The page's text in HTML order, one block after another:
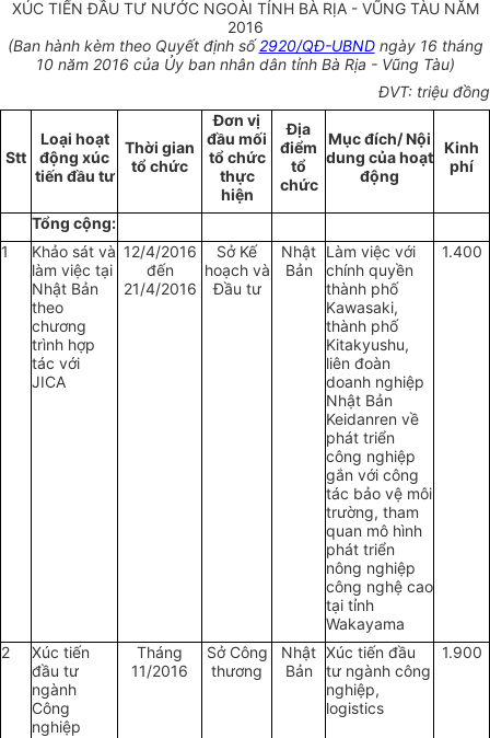
XÚC TIẾN ĐẦU TƯ NƯỚC NGOÀI TỈNH BÀ RỊA - VŨNG TÀU NĂM
2016
(Ban hành kèm theo Quyết định số2920/QĐ-UBNDngày 16 tháng
10 năm 2016 của Ủy ban nhân dân tỉnh Bà Rịa - Vũng Tàu)
ĐVT: triệu đồng
Stt
Loại hoạt
động xúc
tiến đầu tư
Thời gian
tổ chức
Đơn vị
đầu mối
tổ chức
thực
hiện
Địa
điểm
tổ
chức
Mục đích/ Nội
dung của hoạt
động
Kinh
phí
Tổng cộng:
1
Khảo sát và
làm việc tại
Nhật Bản
theo
chương
trình hợp
tác với
JICA
12/4/2016
đến
21/4/2016
Sở Kế
hoạch và
Đầu tư
Nhật
Bản
Làm việc với
chính quyền
thành phố
Kawasaki,
thành phố
Kitakyushu,
liên đoàn
doanh nghiệp
Nhật Bản
Keidanren về
phát triển
công nghiệp
gắn với công
tác bảo vệ môi
trường, tham
quan mô hình
phát triển
nông nghiệp
công nghệ cao
tại tỉnh
Wakayama
1.400
2
Xúc tiến
đầu tư
ngành
Công
nghiệp
Tháng
11/2016
Sở Công
thương
Nhật
Bản
Xúc tiến đầu
tư ngành công
nghiệp,
logistics
1.900